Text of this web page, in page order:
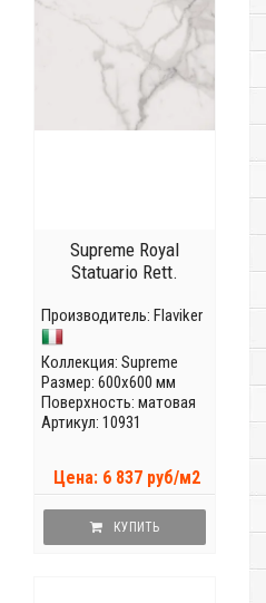
Supreme Royal
Statuario Rett.
Производитель: Flaviker
Коллекция: Supreme
Размер: 600x600 мм
Поверхность: матовая
Артикул: 10931
Цена: 6 837 руб/м2
КУПИТЬ